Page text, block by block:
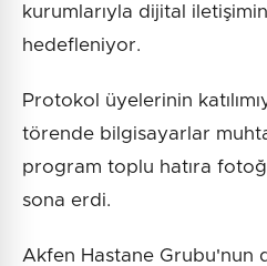
kurumlarıyla dijital
hedefleniyor.
Protokol üyelerinin
törende bilgisayarlar
program toplu hatıra
sona erdi.
Akfen Hastane Grubu'nun